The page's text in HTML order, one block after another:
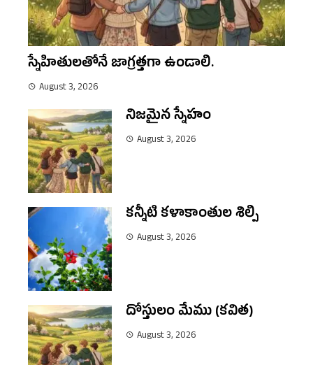
స్నేహితులతోనే జాగ్రత్తగా ఉండాలి.
August 3, 2026
నిజమైన స్నేహం
August 3, 2026
కన్నీటి కళాకాంతుల శిల్పి
August 3, 2026
దోస్తులం మేము (కవిత)
August 3, 2026